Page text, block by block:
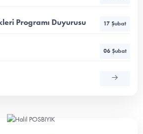
Programı Duyurusu 17 Şubat
06 Şubat